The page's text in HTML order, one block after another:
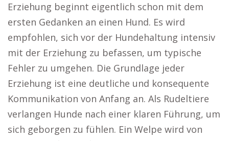
Erziehung beginnt eigentlich schon mit dem
ersten Gedanken an einen Hund. Es wird
empfohlen, sich vor der Hundehaltung intensiv
mit der Erziehung zu befassen, um typische
Fehler zu umgehen. Die Grundlage jeder
Erziehung ist eine deutliche und konsequente
Kommunikation von Anfang an. Als Rudeltiere
verlangen Hunde nach einer klaren Führung, um
sich geborgen zu fühlen. Ein Welpe wird von